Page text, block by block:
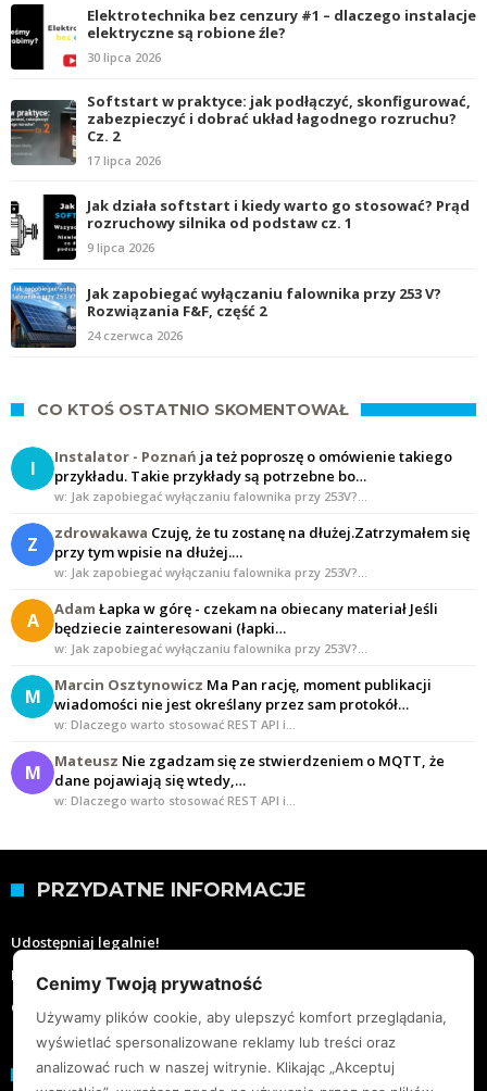
Elektrotechnika bez cenzury #1 – dlaczego instalacje
elektryczne są robione źle?
30 lipca 2026
Softstart w praktyce: jak podłączyć, skonfigurować,
zabezpieczyć i dobrać układ łagodnego rozruchu?
Cz. 2
17 lipca 2026
Jak działa softstart i kiedy warto go stosować? Prąd
rozruchowy silnika od podstaw cz. 1
9 lipca 2026
Jak zapobiegać wyłączaniu falownika przy 253 V?
Rozwiązania F&F, część 2
24 czerwca 2026
CO KTOŚ OSTATNIO SKOMENTOWAŁ
I Instalator - Poznań ja też poproszę o omówienie takiego
przykładu. Takie przykłady są potrzebne bo…
w: Jak zapobiegać wyłączaniu falownika przy 253V?…
Z zdrowakawa Czuję, że tu zostanę na dłużej.Zatrzymałem się
przy tym wpisie na dłużej.…
w: Jak zapobiegać wyłączaniu falownika przy 253V?…
A Adam Łapka w górę - czekam na obiecany materiał Jeśli
będziecie zainteresowani (łapki…
w: Jak zapobiegać wyłączaniu falownika przy 253V?…
M Marcin Osztynowicz Ma Pan rację, moment publikacji
wiadomości nie jest określany przez sam protokół…
w: Dlaczego warto stosować REST API i…
M Mateusz Nie zgadzam się ze stwierdzeniem o MQTT, że
dane pojawiają się wtedy,…
w: Dlaczego warto stosować REST API i…
PRZYDATNE INFORMACJE
Udostępniaj legalnie!
Moje wartości
O mnie
KONTAKT
Cenimy Twoją prywatność
Używamy plików cookie, aby ulepszyć komfort przeglądania,
wyświetlać spersonalizowane reklamy lub treści oraz
analizować ruch w naszej witrynie. Klikając „Akceptuj